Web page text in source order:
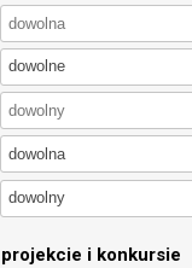
dowolne
dowolna
dowolny
i konkursie